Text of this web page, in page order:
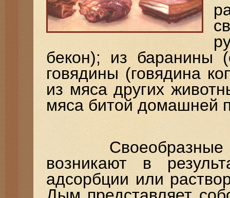
бекон); из баранины
говядины (говядина
из мяса других
мяса битой домашней
Своеобразные
возникают в
адсорбции или